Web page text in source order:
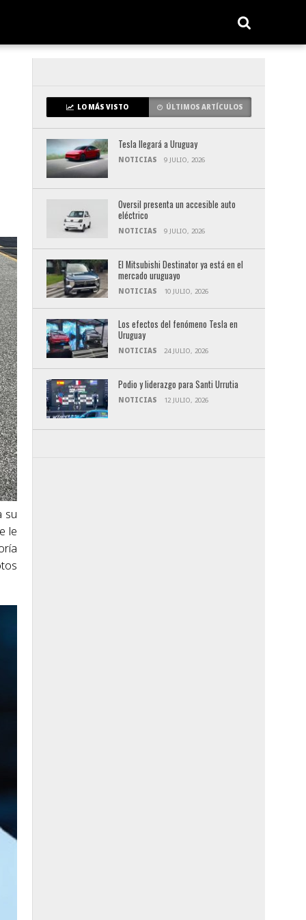
su
le
LO MÁS VISTO ÚLTIMOS ARTÍCULOS
Tesla llegará a Uruguay
NOTICIAS 9 JULIO, 2026
Oversil presenta un accesible auto
eléctrico
NOTICIAS 9 JULIO, 2026
El Mitsubishi Destinator ya está en el
mercado uruguayo
NOTICIAS 10 JULIO, 2026
Los efectos del fenómeno Tesla en
Uruguay
NOTICIAS 24 JULIO, 2026
Podio y liderazgo para Santi Urrutia
NOTICIAS 12 JULIO, 2026